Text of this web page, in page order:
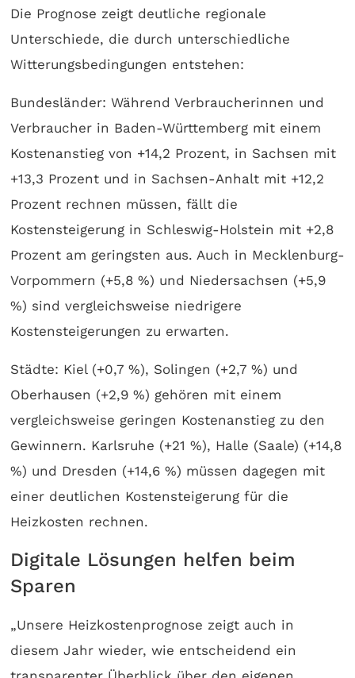
Die Prognose zeigt deutliche regionale
Unterschiede, die durch unterschiedliche
Witterungsbedingungen entstehen:
Bundesländer: Während Verbraucherinnen und
Verbraucher in Baden-Württemberg mit einem
Kostenanstieg von +14,2 Prozent, in Sachsen mit
+13,3 Prozent und in Sachsen-Anhalt mit +12,2
Prozent rechnen müssen, fällt die
Kostensteigerung in Schleswig-Holstein mit +2,8
Prozent am geringsten aus. Auch in Mecklenburg-
Vorpommern (+5,8 %) und Niedersachsen (+5,9
%) sind vergleichsweise niedrigere
Kostensteigerungen zu erwarten.
Städte: Kiel (+0,7 %), Solingen (+2,7 %) und
Oberhausen (+2,9 %) gehören mit einem
vergleichsweise geringen Kostenanstieg zu den
Gewinnern. Karlsruhe (+21 %), Halle (Saale) (+14,8
%) und Dresden (+14,6 %) müssen dagegen mit
einer deutlichen Kostensteigerung für die
Heizkosten rechnen.
Digitale Lösungen helfen beim
Sparen
„Unsere Heizkostenprognose zeigt auch in
diesem Jahr wieder, wie entscheidend ein